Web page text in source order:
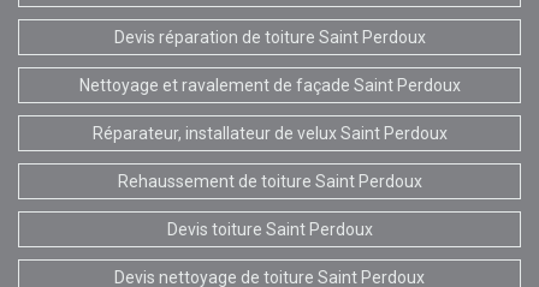
Devis réparation de toiture Saint Perdoux
Nettoyage et ravalement de façade Saint Perdoux
Réparateur, installateur de velux Saint Perdoux
Rehaussement de toiture Saint Perdoux
Devis toiture Saint Perdoux
Devis nettoyage de toiture Saint Perdoux